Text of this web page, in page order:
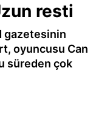
resti
gazetesinin
oyuncusu Can
süreden çok